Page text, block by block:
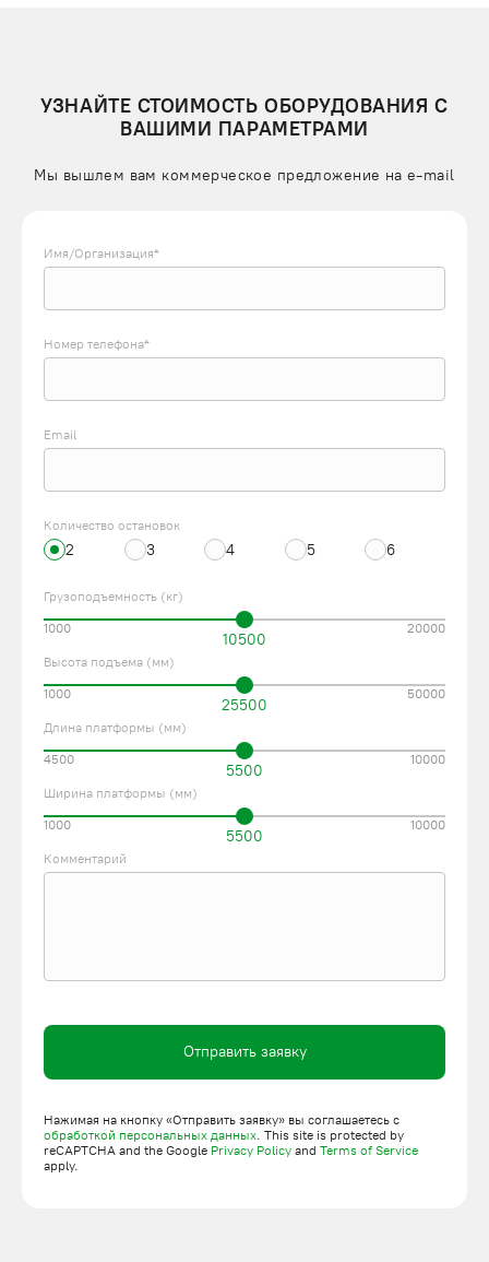
УЗНАЙТЕ СТОИМОСТЬ ОБОРУДОВАНИЯ С
ВАШИМИ ПАРАМЕТРАМИ
Мы вышлем вам коммерческое предложение на e-mail
Имя/Организация*
Номер телефона*
Email
Количество остановок
2 3 4 5 6
Грузоподъемность (кг)
10500
1000 20000
Высота подъема (мм)
25500
1000 50000
Длина платформы (мм)
5500
4500 10000
Ширина платформы (мм)
5500
1000 10000
Комментарий
Отправить заявку
Нажимая на кнопку «Отправить заявку» вы соглашаетесь с
обработкой персональных данных. This site is protected by
reCAPTCHA and the Google Privacy Policy and Terms of Service
apply.